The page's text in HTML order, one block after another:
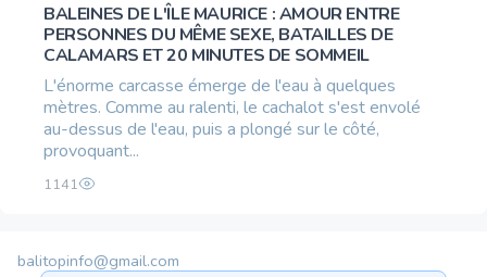
BALEINES DE L'ÎLE MAURICE : AMOUR ENTRE
PERSONNES DU MÊME SEXE, BATAILLES DE
CALAMARS ET 20 MINUTES DE SOMMEIL
L'énorme carcasse émerge de l'eau à quelques
mètres. Comme au ralenti, le cachalot s'est envolé
au-dessus de l'eau, puis a plongé sur le côté,
provoquant...
1141
balitopinfo@gmail.com